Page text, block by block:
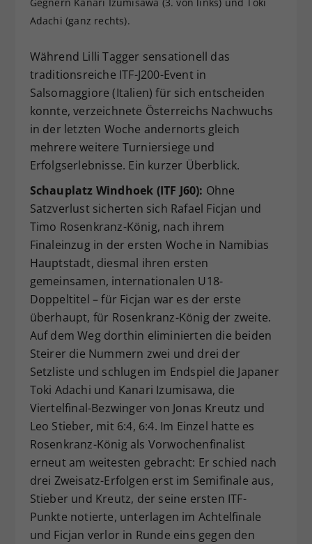
Adachi (ganz rechts).
Während Lilli Tagger sensationell das
traditionsreiche ITF-J200-Event in
Salsomaggiore (Italien) für sich entscheiden
konnte, verzeichnete Österreichs Nachwuchs
in der letzten Woche andernorts gleich
mehrere weitere Turniersiege und
Erfolgserlebnisse. Ein kurzer Überblick.
Schauplatz Windhoek (ITF J60): Ohne
Satzverlust sicherten sich Rafael Ficjan und
Timo Rosenkranz-König, nach ihrem
Finaleinzug in der ersten Woche in Namibias
Hauptstadt, diesmal ihren ersten
gemeinsamen, internationalen U18-
Doppeltitel – für Ficjan war es der erste
überhaupt, für Rosenkranz-König der zweite.
Auf dem Weg dorthin eliminierten die beiden
Steirer die Nummern zwei und drei der
Setzliste und schlugen im Endspiel die Japaner
Toki Adachi und Kanari Izumisawa, die
Viertelfinal-Bezwinger von Jonas Kreutz und
Leo Stieber, mit 6:4, 6:4. Im Einzel hatte es
Rosenkranz-König als Vorwochenfinalist
erneut am weitesten gebracht: Er schied nach
drei Zweisatz-Erfolgen erst im Semifinale aus,
Stieber und Kreutz, der seine ersten ITF-
Punkte notierte, unterlagen im Achtelfinale
und Ficjan verlor in Runde eins gegen den
Zweck
Dieser Wert speichert Ihre Consent-
historische Speicherung Ihrer
vorgenommen Einstellungen, falls der
Webseiten-Betreiber dies eingestellt
hat.